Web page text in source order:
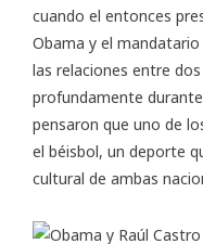
cuando el entonces
Obama y el
las relaciones entre
profundamente
pensaron que uno de
el béisbol, un deporte
cultural de ambas